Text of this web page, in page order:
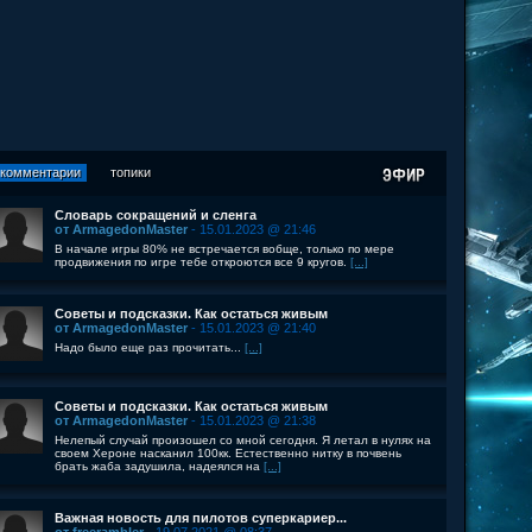
комментарии топики
Словарь сокращений и сленга
от ArmagedonMaster - 15.01.2023 @ 21:46
В начале игры 80% не встречается вобще, только по мере
продвижения по игре тебе откроются все 9 кругов. [...]
Советы и подсказки. Как остаться живым
от ArmagedonMaster - 15.01.2023 @ 21:40
Надо было еще раз прочитать... [...]
Советы и подсказки. Как остаться живым
от ArmagedonMaster - 15.01.2023 @ 21:38
Нелепый случай произошел со мной сегодня. Я летал в нулях на
своем Хероне насканил 100кк. Естественно нитку в почвень
брать жаба задушила, надеялся на [...]
Важная новость для пилотов суперкариер...